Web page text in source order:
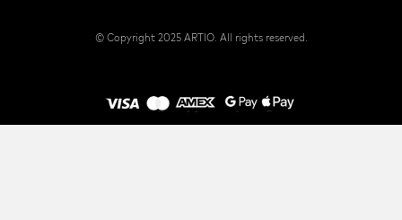
© Copyright 2025 ARTIO. All rights reserved.